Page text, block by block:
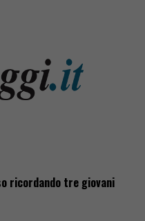
ricordando tre giovani